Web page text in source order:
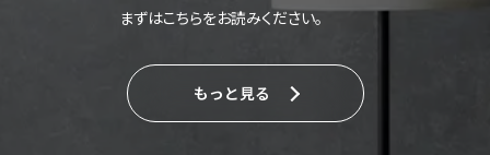
まずはこちらをお読みください。
もっと見る